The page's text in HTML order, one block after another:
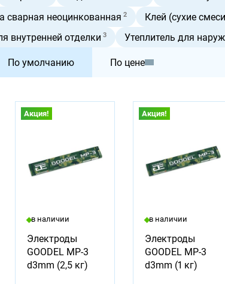
сварная неоцинкованная 2
Клей (сухие
внутренней отделки 3 Утеплитель для
По умолчанию По цене
Акция!
в наличии
Электроды
GOODEL МР-3
d3mm (2,5 кг)
Акция!
в наличии
Электроды
GOODEL МР-3
d3mm (1 кг)